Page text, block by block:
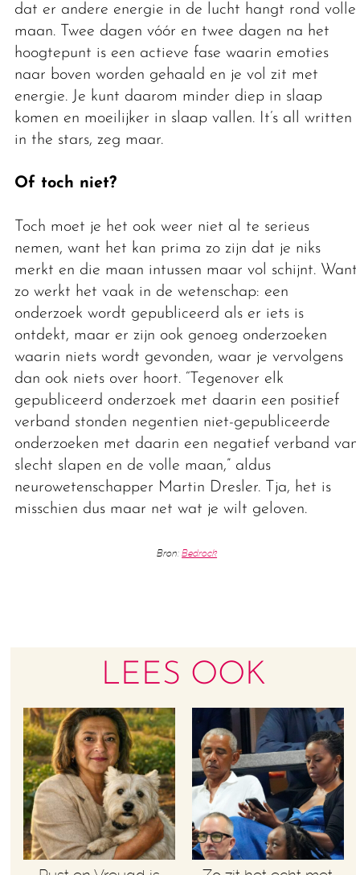
dat er andere energie in de lucht hangt rond volle
maan. Twee dagen vóór en twee dagen na het
hoogtepunt is een actieve fase waarin emoties
naar boven worden gehaald en je vol zit met
energie. Je kunt daarom minder diep in slaap
komen en moeilijker in slaap vallen. It’s all written
in the stars, zeg maar.
Of toch niet?
Toch moet je het ook weer niet al te serieus
nemen, want het kan prima zo zijn dat je niks
merkt en die maan intussen maar vol schijnt. Want
zo werkt het vaak in de wetenschap: een
onderzoek wordt gepubliceerd als er iets is
ontdekt, maar er zijn ook genoeg onderzoeken
waarin niets wordt gevonden, waar je vervolgens
dan ook niets over hoort. “Tegenover elk
gepubliceerd onderzoek met daarin een positief
verband stonden negentien niet-gepubliceerde
onderzoeken met daarin een negatief verband van
slecht slapen en de volle maan,” aldus
neurowetenschapper Martin Dresler. Tja, het is
misschien dus maar net wat je wilt geloven.
Bron:Bedrock
LEES OOK